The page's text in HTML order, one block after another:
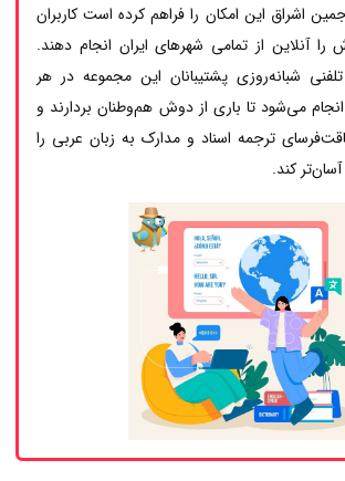
اشراق این امکان را فراهم کرده است کاربران
را آنلاین از تمامی شهرهای ایران انجام دهند.
شبانه‌روزی پشتیبانان این مجموعه در هر
می‌شود تا باری از دوش هم‌وطنان بردارند و
ترجمه اسناد و مدارک به زبان عربی را
کند.